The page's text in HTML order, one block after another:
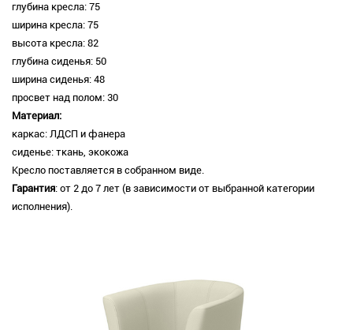
глубина кресла: 75
ширина кресла: 75
высота кресла: 82
глубина сиденья: 50
ширина сиденья: 48
просвет над полом: 30
Материал:
каркас: ЛДСП и фанера
сиденье: ткань, экокожа
Кресло поставляется в собранном виде.
Гарантия: от 2 до 7 лет (в зависимости от выбранной категории
исполнения).